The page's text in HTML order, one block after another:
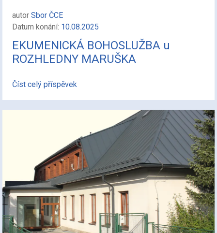
autor Sbor ČCE
Datum konání: 10.08.2025
EKUMENICKÁ BOHOSLUŽBA u
ROZHLEDNY MARUŠKA
Číst celý příspěvek